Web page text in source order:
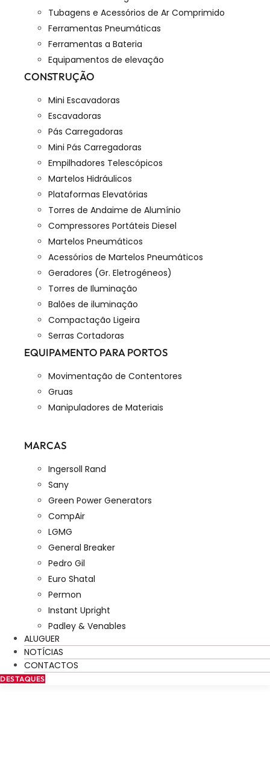
Tubagens e Acessórios de Ar Comprimido
Ferramentas Pneumáticas
Ferramentas a Bateria
Equipamentos de elevação
CONSTRUÇÃO
Mini Escavadoras
Escavadoras
Pás Carregadoras
Mini Pás Carregadoras
Empilhadores Telescópicos
Martelos Hidráulicos
Plataformas Elevatórias
Torres de Andaime de Alumínio
Compressores Portáteis Diesel
Martelos Pneumáticos
Acessórios de Martelos Pneumáticos
Geradores (Gr. Eletrogéneos)
Torres de Iluminação
Balões de iluminação
Compactação Ligeira
Serras Cortadoras
EQUIPAMENTO PARA PORTOS
Movimentação de Contentores
Gruas
Manipuladores de Materiais
MARCAS
Ingersoll Rand
Sany
Green Power Generators
CompAir
LGMG
General Breaker
Pedro Gil
Euro Shatal
Permon
Instant Upright
Padley & Venables
ALUGUER
NOTÍCIAS
CONTACTOS
DESTAQUES